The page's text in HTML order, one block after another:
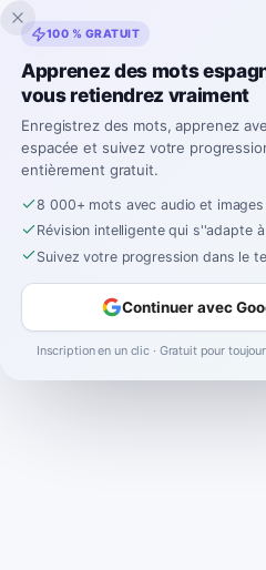
Inklingo
100 % GRATUIT
Apprenez des mots
vous retiendrez vraiment
Enregistrez des mots, apprenez
espacée et suivez votre
entièrement gratuit.
8 000+ mots avec audio et images
Révision intelligente qui s''adapte
Suivez votre progression dans le
Continuer avec
Inscription en un clic · Gratuit pour